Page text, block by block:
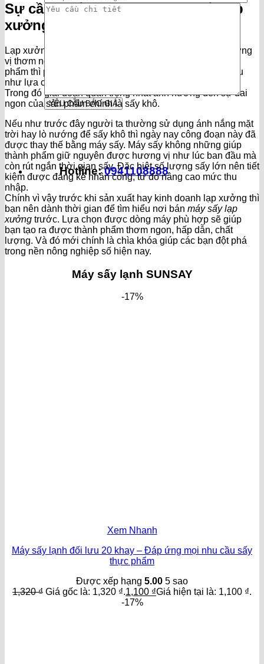
Hotline:0941108888
Sự cần thiết phải dùng máy sấy lạp
xưởng
Lạp xưởng là một trong những món ăn nhanh mang hương
vị thơm ngon và hấp dẫn. Tuy nhiên để tạo ra được sản
phẩm thì phải trải qua rất nhiều các công đoạn khác nhau
như lựa chọn, sơ chế nguyên liệu, và cuối cùng sấy khô.
Trong đó giai đoạn quan trọng nhất ảnh hưởng đến sự dai
ngon của sản phẩm chính là sấy khô.
Nếu như trước đây người ta thường sử dụng ánh nắng mặt
trời hay lò nướng để sấy khô thì ngày nay công đoạn này đã
được thay thế bằng máy sấy. Máy sấy không những giúp
thành phẩm giữ nguyên được hương vị như lúc ban đầu mà
còn rút ngắn thời gian sấy. Đặc biệt số lượng sấy lớn nên tiết
kiệm được đáng kể nhân công, từ đó nâng cao mức thu
nhập.
Chính vì vậy trước khi sản xuất hay kinh doanh lạp xưởng thì
bạn nên dành thời gian để tìm hiểu nơi bán máy sấy lạp
xưởng trước. Lựa chọn được dòng máy phù hợp sẽ giúp
bạn tạo ra được thành phẩm thơm ngon, hấp dẫn, chất
lượng. Và đó mới chính là chìa khóa giúp các bạn đột phá
trong nền nông nghiệp số hiện nay.
Máy sấy lạnh SUNSAY
-17%
Xem Nhanh
Máy sấy lạnh đối lưu 20 khay – Đáp ứng mọi nhu cầu sấy
thực phẩm
Được xếp hạng 5.00 5 sao
1,320₫ Giá gốc là: 1,320 ₫.1,100 ₫Giá hiện tại là: 1,100 ₫.
-17%